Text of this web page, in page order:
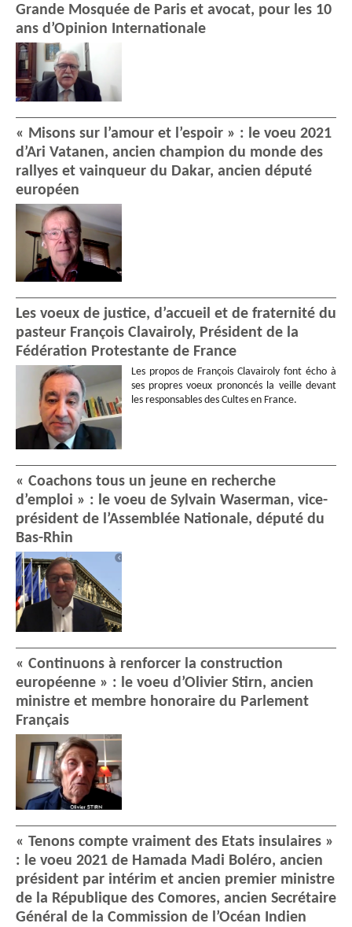
Grande Mosquée de Paris et avocat, pour les 10
ans d’Opinion Internationale
« Misons sur l’amour et l’espoir » : le voeu 2021
d’Ari Vatanen, ancien champion du monde des
rallyes et vainqueur du Dakar, ancien député
européen
Les voeux de justice, d’accueil et de fraternité du
pasteur François Clavairoly, Président de la
Fédération Protestante de France
Les propos de François Clavairoly font écho à
ses propres voeux prononcés la veille devant
les responsables des Cultes en France.
« Coachons tous un jeune en recherche
d’emploi » : le voeu de Sylvain Waserman, vice-
président de l’Assemblée Nationale, député du
Bas-Rhin
« Continuons à renforcer la construction
européenne » : le voeu d’Olivier Stirn, ancien
ministre et membre honoraire du Parlement
Français
« Tenons compte vraiment des Etats insulaires »
: le voeu 2021 de Hamada Madi Boléro, ancien
président par intérim et ancien premier ministre
de la République des Comores, ancien Secrétaire
Général de la Commission de l’Océan Indien